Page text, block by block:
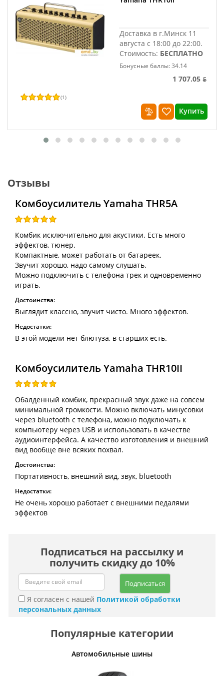
Доставка в г.Минск 11
августа с 18:00 до 22:00.
Стоимость: БЕСПЛАТНО
Бонусные баллы: 34.14
1 707.05 ƃ
(1)
Купить
Отзывы
Комбоусилитель Yamaha THR5A
Комбик исключительно для акустики. Есть много
эффектов, тюнер.
Компактные, может работать от батареек.
Звучит хорошо, надо самому слушать.
Можно подключить с телефона трек и одновременно
играть.
Достоинства:
Выглядит классно, звучит чисто. Много эффектов.
Недостатки:
В этой модели нет блютуза, в старших есть.
Комбоусилитель Yamaha THR10II
Обалденный комбик, прекрасный звук даже на совсем
минимальной громкости. Можно включать минусовки
через bluetooth с телефона, можно подключать к
компьютеру через USB и использовать в качестве
аудиоинтерфейса. А качество изготовления и внешний
вид вообще вне всяких похвал.
Достоинства:
Портативность, внешний вид, звук, bluetooth
Недостатки:
Не очень хорошо работает с внешними педалями
эффектов
Подписаться на рассылку и
получить скидку до 10%
Подписаться
Я согласен с нашей Политикой обработки
персональных данных
Популярные категории
Автомобильные шины